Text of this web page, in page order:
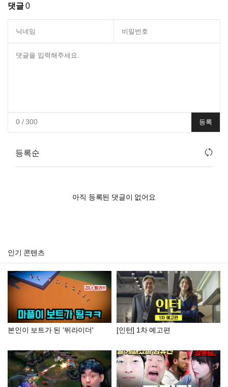
댓글0
0/ 300 등록
등록순
아직 등록된 댓글이 없어요
인기 콘텐츠
본인이 보트가 된 '뛰라이더' [인턴] 1차 예고편